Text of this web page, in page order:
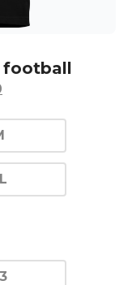
football